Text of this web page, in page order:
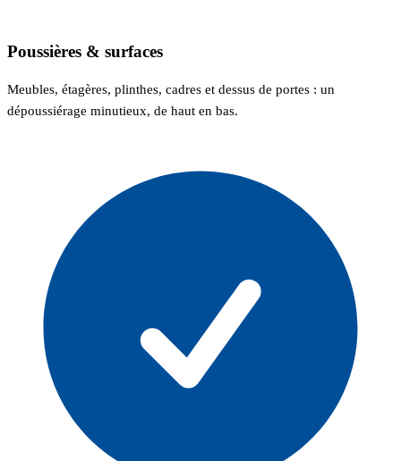
Poussières & surfaces
Meubles, étagères, plinthes, cadres et dessus de portes : un
dépoussiérage minutieux, de haut en bas.